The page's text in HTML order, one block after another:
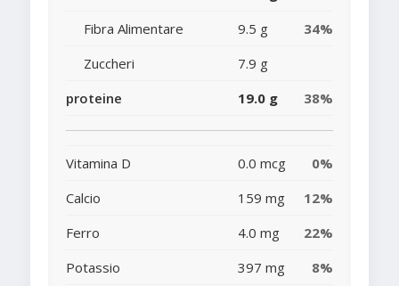
Fibra Alimentare
9.5 g
34%
Zuccheri
7.9 g
proteine
19.0 g 38%
Vitamina D 0.0 mcg
0%
Calcio
159 mg
12%
Ferro
4.0 mg
22%
Potassio
397 mg 8%